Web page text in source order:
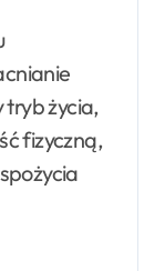
życia,
fizyczną,